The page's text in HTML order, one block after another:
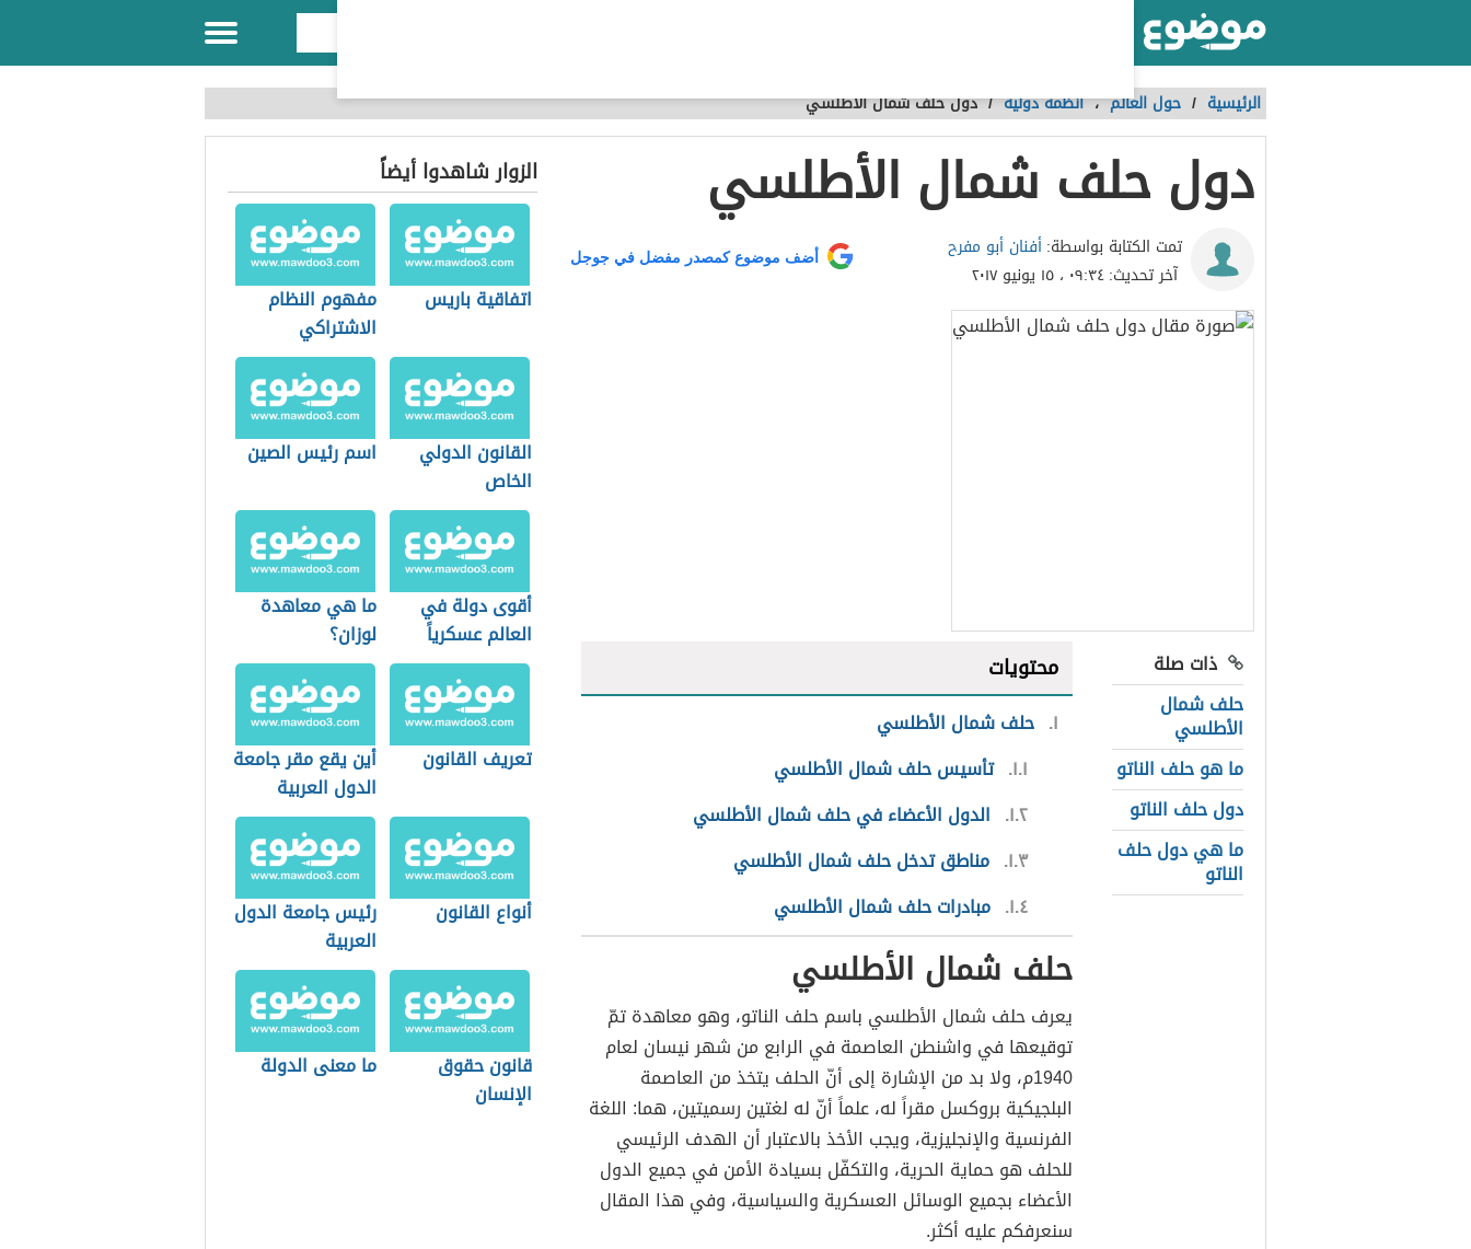
الرئيسية / حول العالم،أنظمة دولية /دول حلف شمال الأطلسي
دول حلف شمال الأطلسي
تمت الكتابة بواسطة:أفنان أبو مفرح
آخر تحديث:٠٩:٣٤ ، ١٥ يونيو ٢٠١٧
أضف موضوع كمصدر مفضل في جوجل
ذات صلة
حلف شمال
الأطلسي
ما هو حلف الناتو
دول حلف الناتو
ما هي دول حلف
الناتو
محتويات
١ حلف شمال الأطلسي
١.١ تأسيس حلف شمال الأطلسي
١.٢ الدول الأعضاء في حلف شمال الأطلسي
١.٣ مناطق تدخل حلف شمال الأطلسي
١.٤ مبادرات حلف شمال الأطلسي
حلف شمال الأطلسي
يعرف حلف شمال الأطلسي باسم حلف الناتو، وهو معاهدة تمّ
توقيعها في واشنطن العاصمة في الرابع من شهر نيسان لعام
1940م، ولا بد من الإشارة إلى أنّ الحلف يتخذ من العاصمة
البلجيكية بروكسل مقراً له، علماً أنّ له لغتين رسميتين، هما: اللغة
الفرنسية والإنجليزية، ويجب الأخذ بالاعتبار أن الهدف الرئيسي
للحلف هو حماية الحرية، والتكفّل بسيادة الأمن في جميع الدول
الأعضاء بجميع الوسائل العسكرية والسياسية، وفي هذا المقال
سنعرفكم عليه أكثر.
الزوار شاهدوا أيضاً
اتفاقية باريس
مفهوم النظام
الاشتراكي
القانون الدولي
الخاص
اسم رئيس الصين
أقوى دولة في
العالم عسكرياً
ما هي معاهدة
لوزان؟
تعريف القانون
أين يقع مقر جامعة
الدول العربية
أنواع القانون
رئيس جامعة الدول
العربية
قانون حقوق
الإنسان
ما معنى الدولة